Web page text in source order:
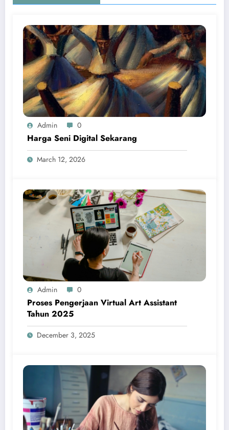
Admin 0
Harga Seni Digital Sekarang
March 12, 2026
Admin 0
Proses Pengerjaan Virtual Art Assistant
Tahun 2025
December 3, 2025